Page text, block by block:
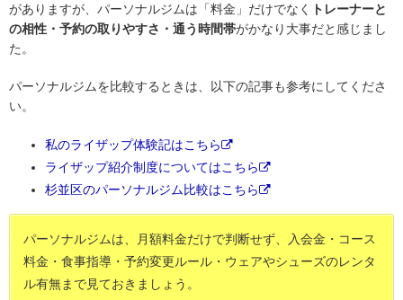
がありますが、パーソナルジムは「料金」だけでなく
トレーナーと
の相性・予約の取りやすさ・通う時間帯がかなり大事だと感じまし
た。
パーソナルジムを比較するときは、以下の記事も参考にしてくださ
い。
私のライザップ体験記はこちら
ライザップ紹介制度についてはこちら
杉並区のパーソナルジム比較はこちら
パーソナルジムは、月額料金だけで判断せず、入会金・コース
料金・食事指導・予約変更ルール・ウェアやシューズのレンタ
ル有無まで見ておきましょう。